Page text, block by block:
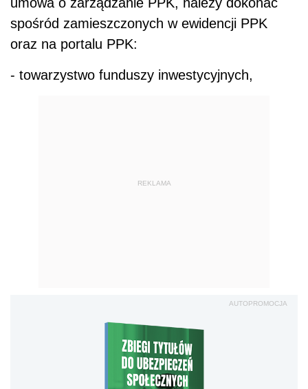
spośród zamieszczonych w ewidencji PPK
oraz na portalu PPK:
- towarzystwo funduszy inwestycyjnych,
REKLAMA
AUTOPROMOCJA